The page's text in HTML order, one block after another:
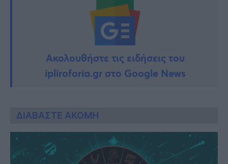
Ακολουθήστε τις ειδήσεις του
ipliroforia.gr στο Google News
ΔΙΑΒΑΣΤΕ ΑΚΟΜΗ